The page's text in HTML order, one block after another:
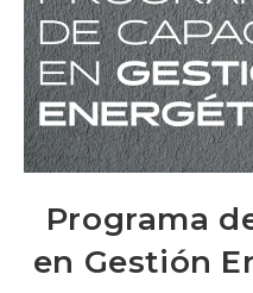
Programa
en Gestión